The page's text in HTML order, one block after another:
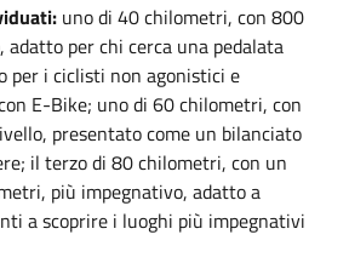
uno di 40 chilometri, con 800
per chi cerca una pedalata
per i ciclisti non agonistici e
E-Bike; uno di 60 chilometri, con
presentato come un bilanciato
il terzo di 80 chilometri, con un
più impegnativo, adatto a
a scoprire i luoghi più impegnativi